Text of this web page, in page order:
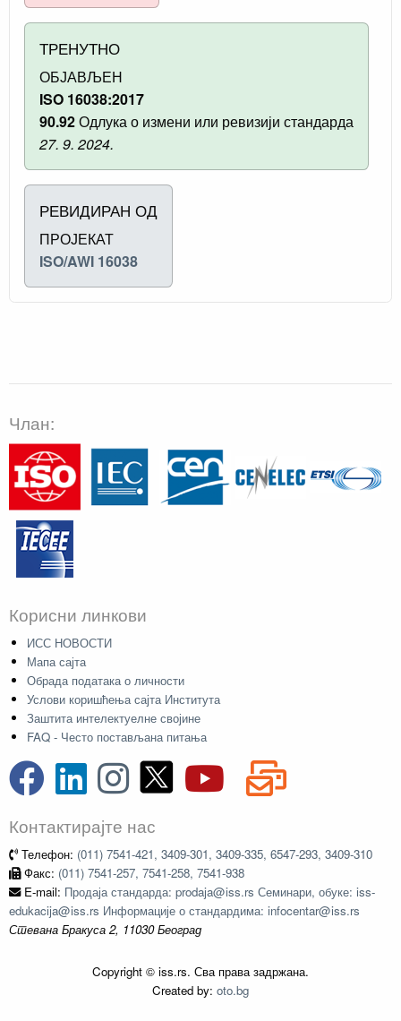
ТРЕНУТНО
ОБЈАВЉЕН
ISO 16038:2017
90.92Одлука о измени или ревизији стандарда
27. 9. 2024.
РЕВИДИРАН ОД
ПРОЈЕКАТ
ISO/AWI 16038
Члан:
Корисни линкови
ИСС НОВОСТИ
Мапа сајта
Обрада података о личности
Услови коришћења сајта Института
Заштита интелектуелне својине
FAQ - Често постављана питања
Контактирајте нас
Телефон: (011) 7541-421, 3409-301, 3409-335, 6547-293, 3409-310
Факс: (011) 7541-257, 7541-258, 7541-938
E-mail: Продаја стандарда: prodaja@iss.rs Семинари, обуке: iss-
edukacija@iss.rs Информације о стандардима: infocentar@iss.rs
Стевана Бракуса 2, 11030 Београд
Copyright © iss.rs. Сва права задржана.
Created by: oto.bg